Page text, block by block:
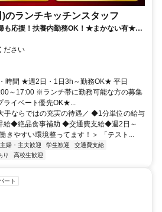
のランチキッチンスタッフ
も応援！扶養内勤務OK！★まかない有★短
ださい
時間 ★週2日・1日3h～勤務OK★ 平日
～17:00 ※ランチ帯に勤務可能な方の募集
ライベート優先OK★...
手ならではの充実の待遇／ ◆1分単位の給与
◆絶品食事補助 ◆交通費支給◆週2日～
きやすい環境整ってます！＞ 「テスト...
主婦・主夫歓迎 学生歓迎
交通費支給
り 高校生歓迎
ート